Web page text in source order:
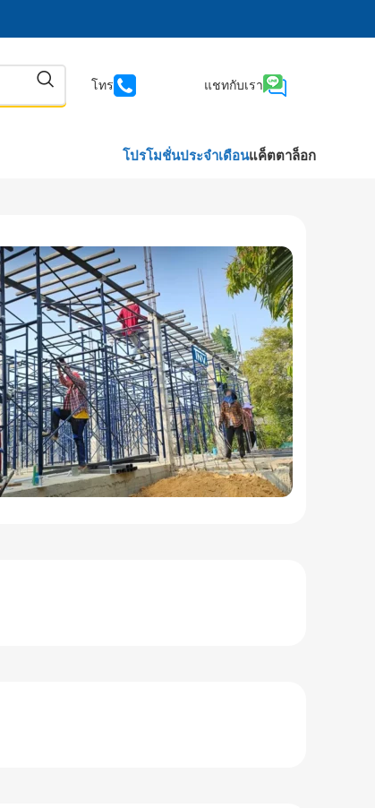
โทร แชทกับเรา
โปรโมชั่นประจำเดือนแค็ตตาล็อก